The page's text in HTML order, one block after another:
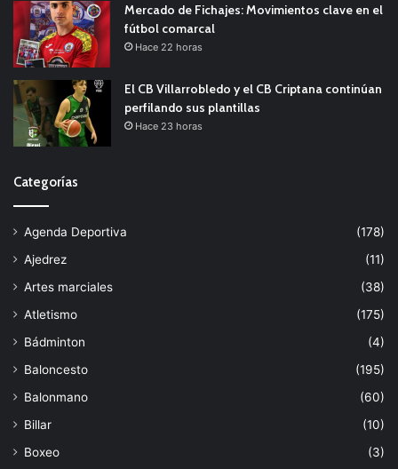
Mercado de Fichajes: Movimientos clave en el
fútbol comarcal
Hace 22 horas
El CB Villarrobledo y el CB Criptana continúan
perfilando sus plantillas
Hace 23 horas
Categorías
Agenda Deportiva
(178)
Ajedrez
(11)
Artes marciales
(38)
Atletismo
(175)
Bádminton
(4)
Baloncesto
(195)
Balonmano
(60)
Billar
(10)
Boxeo
(3)